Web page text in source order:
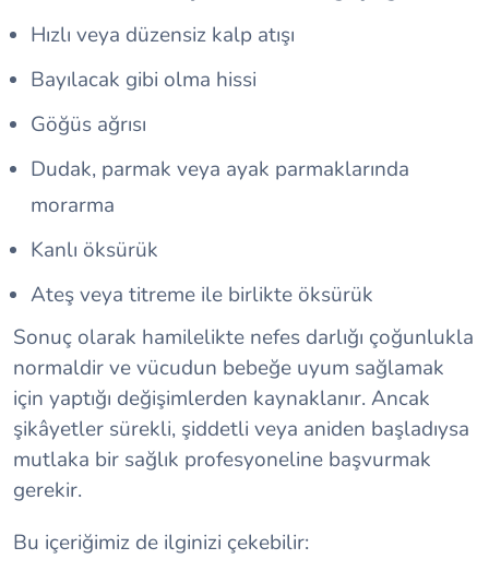
Hızlı veya düzensiz kalp atışı
Bayılacak gibi olma hissi
Göğüs ağrısı
Dudak, parmak veya ayak parmaklarında
morarma
Kanlı öksürük
Ateş veya titreme ile birlikte öksürük
Sonuç olarak hamilelikte nefes darlığı çoğunlukla
normaldir ve vücudun bebeğe uyum sağlamak
için yaptığı değişimlerden kaynaklanır. Ancak
şikâyetler sürekli, şiddetli veya aniden başladıysa
mutlaka bir sağlık profesyoneline başvurmak
gerekir.
Bu içeriğimiz de ilginizi çekebilir: